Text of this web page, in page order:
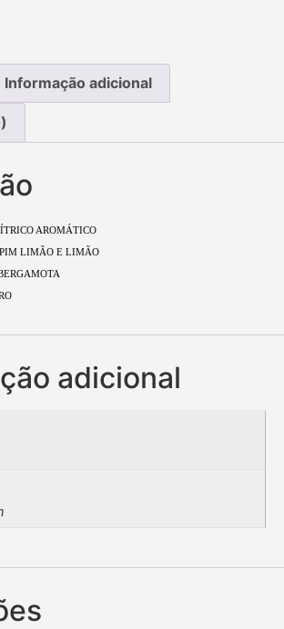
Informação adicional
AROMÁTICO
LIMÃO E LIMÃO
adicional